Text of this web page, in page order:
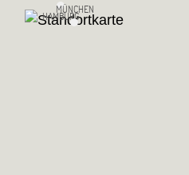
HAMBURG
MÜNCHEN